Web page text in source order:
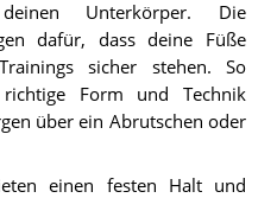
Unterkörper. Die
dafür, dass deine Füße
sicher stehen. So
Form und Technik
über ein Abrutschen oder
einen festen Halt und